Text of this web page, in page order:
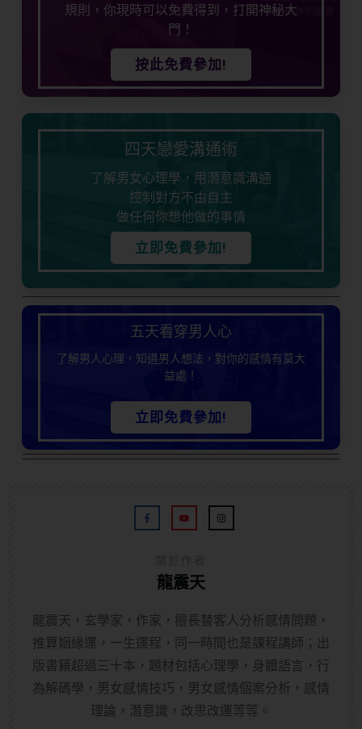
規則，你現時可以免費得到，打開神秘大
門！
按此免費參加!
四天戀愛溝通術
了解男女心理學，用潛意識溝通
控制對方不由自主
做任何你想他做的事情
立即免費參加!
五天看穿男人心
了解男人心理，知道男人想法，對你的感情有莫大
益處！
立即免費參加!
龍震天
龍震天，玄學家，作家，擅長替客人分析感情問題，
推算姻緣運，一生運程，同一時間也是課程講師；出
版書籍超過三十本，題材包括心理學，身體語言，行
為解碼學，男女感情技巧，男女感情個案分析，感情
理論，潛意識，改思改運等等。